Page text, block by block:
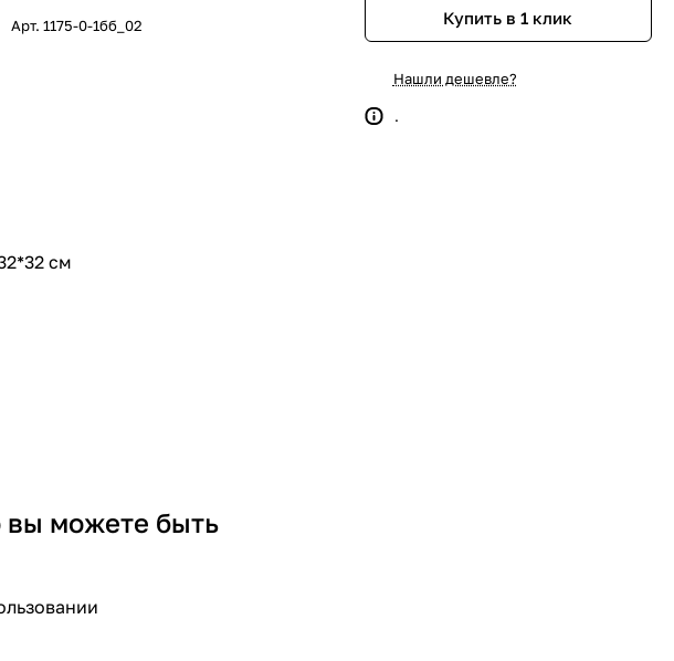
Арт. 1175-0-1бб_02 Купить в 1 клик
Нашли дешевле?
.
см
вы можете быть